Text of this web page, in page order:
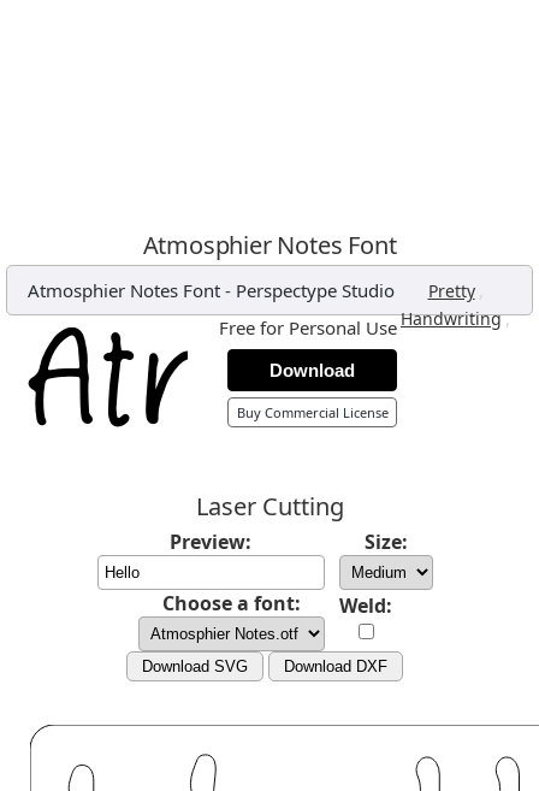
Atmosphier Notes Font
Atmosphier Notes Font - Perspectype Studio Pretty ,
Handwriting,
Free for Personal Use
Download
Buy Commercial License
Laser Cutting
Preview: Size:
Choose a font: Weld:
Download SVG Download DXF